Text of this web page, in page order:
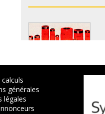
générales
légales